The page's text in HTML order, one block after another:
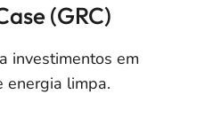
(GRC)
investimentos em
energia limpa.